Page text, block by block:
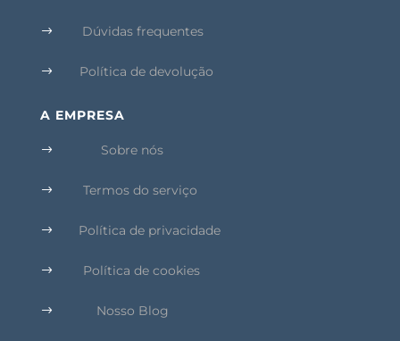
$ Dúvidas frequentes
$ Política de devolução
A EMPRESA
$ Sobre nós
$ Termos do serviço
$ Política de privacidade
$ Política de cookies
$ Nosso Blog